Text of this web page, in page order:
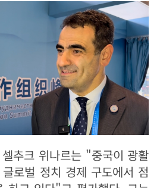
추크 위나르는 "중국이 광활
로벌 정치 경제 구도에서 점